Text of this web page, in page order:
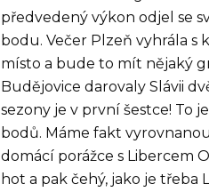
předvedený výkon odjel se
bodu. Večer Plzeň vyhrála s
místo a bude to mít nějaký
Budějovice darovaly Slávii
sezony je v první šestce! To
bodů. Máme fakt
domácí porážce s Libercem
hot a pak čehý, jako je třeba